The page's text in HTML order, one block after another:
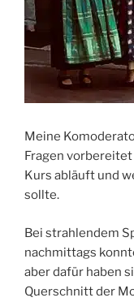
Meine
Fragen
Kurs abläuft und
sollte.
Bei strahlendem
nachmittags
aber dafür haben
Querschnitt der